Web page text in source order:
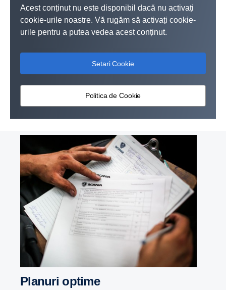
Acest conținut nu este disponibil dacă nu activați
cookie-urile noastre. Vă rugăm să activați cookie-
urile pentru a putea vedea acest conținut.
Setari Cookie
Politica de Cookie
Planuri optime